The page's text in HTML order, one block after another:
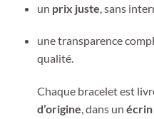
un prix juste , sans
une transparence
qualité.
Chaque bracelet est
d’origine, dans un écrin